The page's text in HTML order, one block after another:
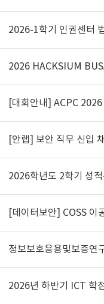
2026-1학기 인권센터
2026 HACKSIUM
[안랩] 보안 직무 신입
2026학년도 2학기 성
[데이터보안] COSS
정보보호응용및보증연